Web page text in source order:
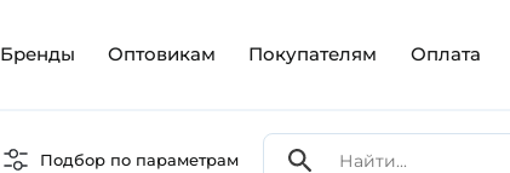
Бренды Оптовикам Покупателям Оплата
Подбор по параметрам